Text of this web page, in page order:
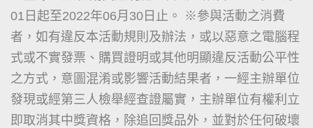
01日起至2022年06月30日止。 ※參與活動之消費
者，如有違反本活動規則及辦法，或以惡意之電腦程
式或不實發票、購買證明或其他明顯違反活動公平性
之方式，意圖混淆或影響活動結果者，一經主辦單位
發現或經第三人檢舉經查證屬實，主辦單位有權利立
即取消其中獎資格，除追回獎品外，並對於任何破壞